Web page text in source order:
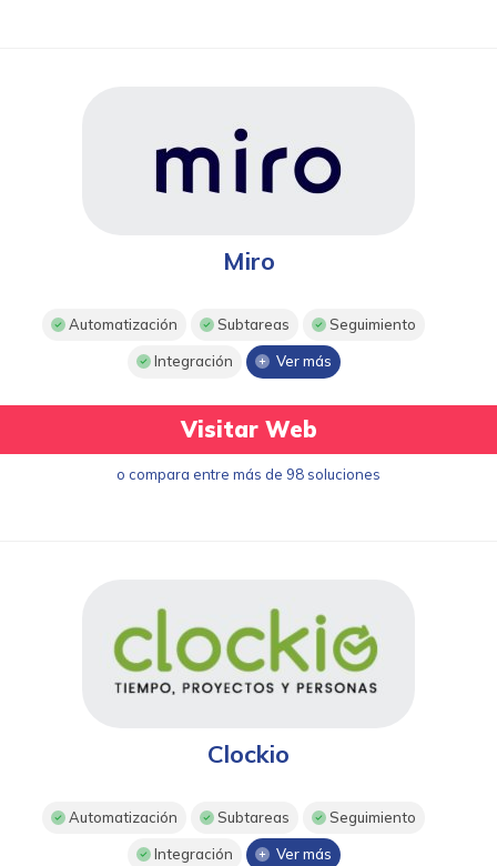
Miro
Automatización Subtareas Seguimiento
Integración Ver más
Visitar Web
o compara entre más de 98 soluciones
Clockio
Automatización Subtareas Seguimiento
Integración Ver más